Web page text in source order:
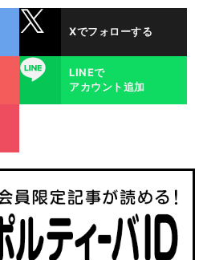
Xでフォローする
LINE
LINEで
アカウント追加